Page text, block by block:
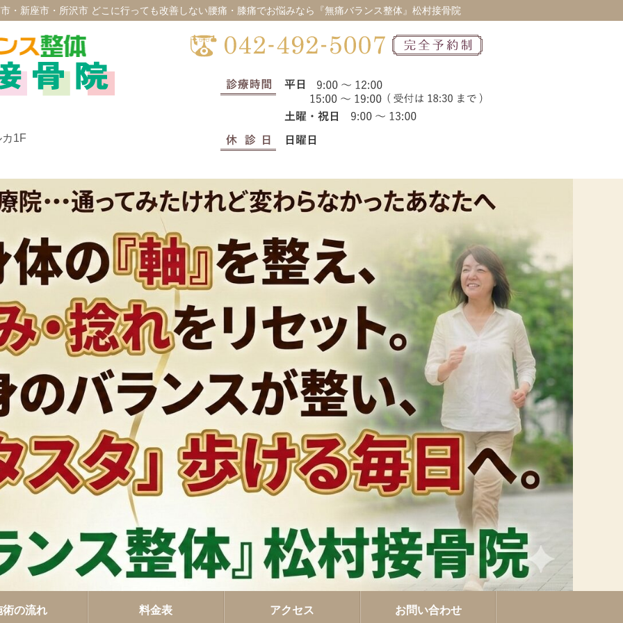
・新座市・所沢市 どこに行っても改善しない腰痛・膝痛でお悩みなら『無痛バランス整体』松村接骨院
カ1F
術の流れ 料金表 アクセス お問い合わせ